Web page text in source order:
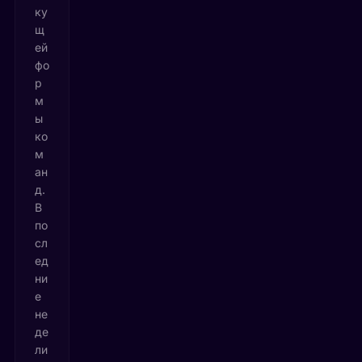
ку
щ
ей
фо
р
м
ы
ко
м
ан
д.
В
по
сл
ед
ни
е
не
де
ли